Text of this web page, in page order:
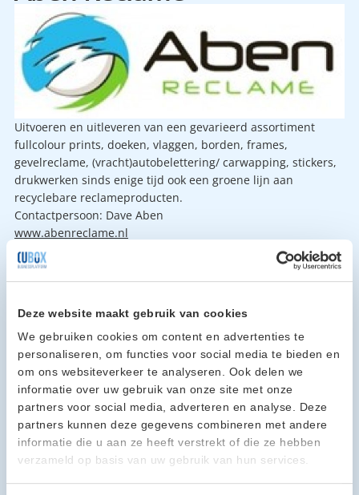
Deze website maakt gebruik van cookies
We gebruiken cookies om content en advertenties te
personaliseren, om functies voor social media te bieden en
om ons websiteverkeer te analyseren. Ook delen we
informatie over uw gebruik van onze site met onze
partners voor social media, adverteren en analyse. Deze
partners kunnen deze gegevens combineren met andere
informatie die u aan ze heeft verstrekt of die ze hebben
verzameld op basis van uw gebruik van hun services.
Uitvoeren en uitleveren van een gevarieerd assortiment
fullcolour prints, doeken, vlaggen, borden, frames,
gevelreclame, (vracht)autobelettering/ carwapping, stickers,
drukwerken sinds enige tijd ook een groene lijn aan
recyclebare reclameproducten.
Contactpersoon: Dave Aben
www.abenreclame.nl